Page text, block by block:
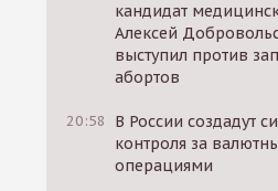
кандидат
Алексей
выступил против
абортов
20:58
В России создадут
контроля за
операциями